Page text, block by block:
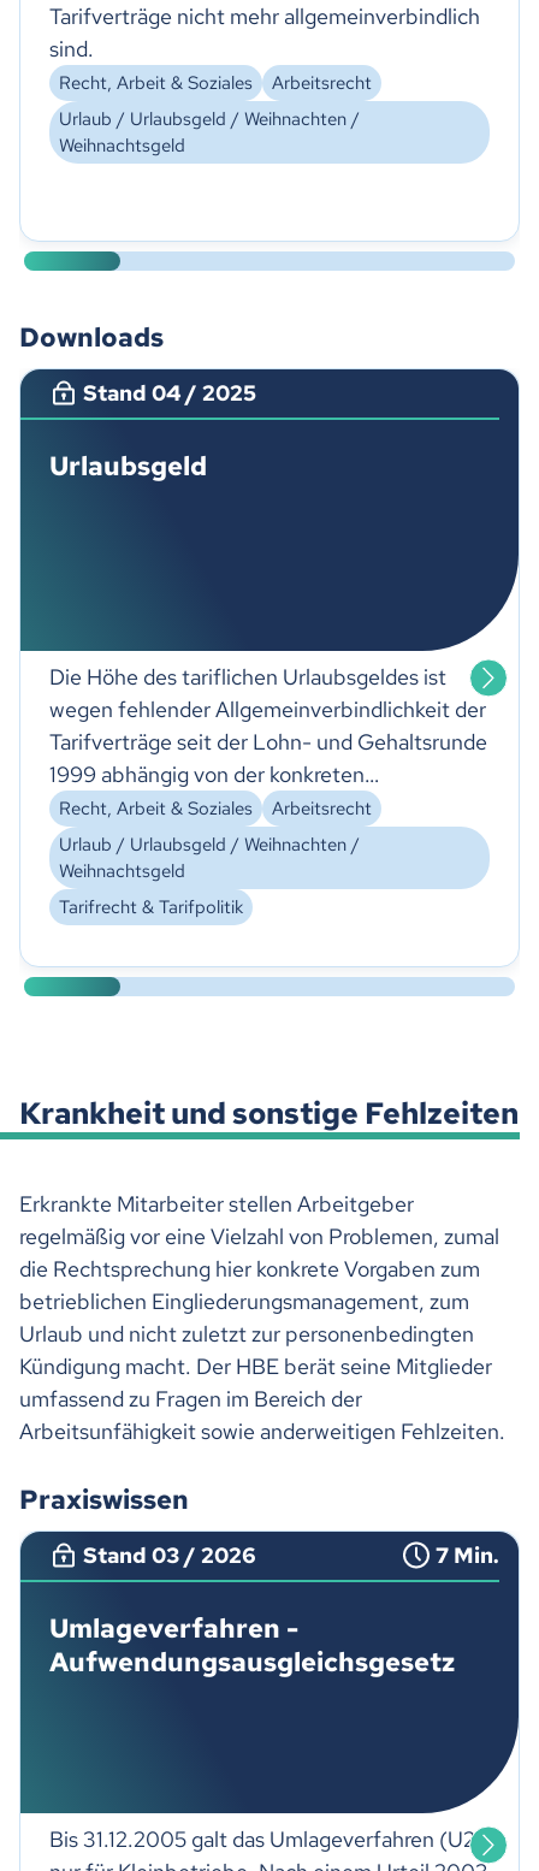
Tarifverträge nicht mehr allgemeinverbindlich
sind.
Recht, Arbeit & Soziales
Arbeitsrecht
Urlaub / Urlaubsgeld / Weihnachten /
Weihnachtsgeld
Downloads
Stand 04 / 2025
Urlaubsgeld
Die Höhe des tariflichen Urlaubsgeldes ist
wegen fehlender Allgemeinverbindlichkeit der
Tarifverträge seit der Lohn- und Gehaltsrunde
1999 abhängig von der konkreten
Fallgestaltung.
Recht, Arbeit & Soziales
Arbeitsrecht
Urlaub / Urlaubsgeld / Weihnachten /
Weihnachtsgeld
Tarifrecht & Tarifpolitik
Krankheit und sonstige Fehlzeiten
Erkrankte Mitarbeiter stellen Arbeitgeber
regelmäßig vor eine Vielzahl von Problemen, zumal
die Rechtsprechung hier konkrete Vorgaben zum
betrieblichen Eingliederungsmanagement, zum
Urlaub und nicht zuletzt zur personenbedingten
Kündigung macht. Der HBE berät seine Mitglieder
umfassend zu Fragen im Bereich der
Arbeitsunfähigkeit sowie anderweitigen Fehlzeiten.
Praxiswissen
Stand 03 / 2026 7 Min.
Umlageverfahren -
Aufwendungsausgleichsgesetz
Bis 31.12.2005 galt das Umlageverfahren (U2)